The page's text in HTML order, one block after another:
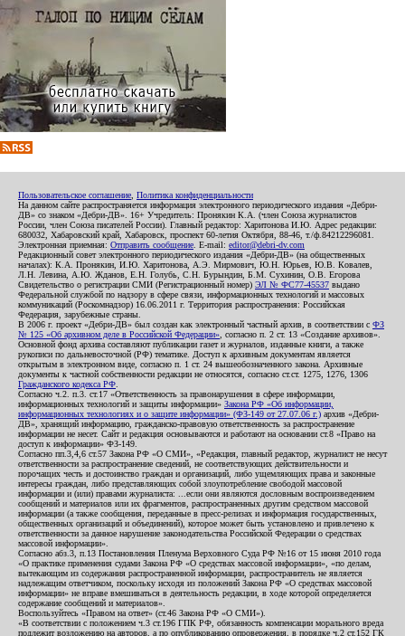
Пользовательское соглашение Политика конфиденциальности
На данном сайте распространяется информация электронного периодического издания «Дебри-
ДВ» со знаком «Дебри-ДВ». 16+ Учредитель: Пронякин К.А. (член Союза журналистов
России, член Союза писателей России). Главный редактор: Харитонова И.Ю. Адрес редакции:
680032, Хабаровский край, Хабаровск, проспект 60-летия Октября, 88-46, т./ф.84212296081.
Электронная приемная: Отправить сообщение . E-mail: editor@debri-dv.com
Редакционный совет электронного периодического издания «Дебри-ДВ» (на общественных
началах): К.А. Пронякин, И.Ю. Харитонова, А.Э. Мирмович, Ю.Н. Юрьев, Ю.В. Ковалев,
Л.Н. Левина, А.Ю. Жданов, Е.Н. Голубь, С.Н. Бурындин, Б.М. Сухинин, О.В. Егорова
Свидетельство о регистрации СМИ (Регистрационный номер) ЭЛ № ФС77-45537 выдано
Федеральной службой по надзору в сфере связи, информационных технологий и массовых
коммуникаций (Роскомнадзор) 16.06.2011 г. Территория распространения: Российская
Федерация, зарубежные страны.
В 2006 г. проект «Дебри-ДВ» был создан как электронный частный архив, в соответствии с ФЗ
№ 125 «Об архивном деле в Российской Федерации» , согласно п. 2 ст. 13 «Создание архивов».
Основной фонд архива составляют публикации газет и журналов, изданные книги, а также
рукописи по дальневосточной (РФ) тематике. Доступ к архивным документам является
открытым в электронном виде, согласно п. 1 ст. 24 вышеобозначенного закона. Архивные
документы к частной собственности редакции не относятся, согласно ст.ст. 1275, 1276, 1306
Гражданского кодекса РФ
Согласно ч.2. п.3. ст.17 «Ответственность за правонарушения в сфере информации,
информационных технологий и защиты информации» Закона РФ «Об информации,
информационных технологиях и о защите информации» (ФЗ-149 от 27.07.06 г.) архив «Дебри-
ДВ», хранящий информацию, гражданско-правовую ответственность за распространение
информации не несет. Сайт и редакция основываются и работают на основании ст.8 «Право на
доступ к информации» ФЗ-149.
Согласно пп.3,4,6 ст.57 Закона РФ «О СМИ», «Редакция, главный редактор, журналист не несут
ответственности за распространение сведений, не соответствующих действительности и
порочащих честь и достоинство граждан и организаций, либо ущемляющих права и законные
интересы граждан, либо представляющих собой злоупотребление свободой массовой
информации и (или) правами журналиста: ...если они являются дословным воспроизведением
сообщений и материалов или их фрагментов, распространенных другим средством массовой
информации (а также сообщения, переданные в пресс-релизах и информация государственных,
общественных организаций и объединений), которое может быть установлено и привлечено к
ответственности за данное нарушение законодательства Российской Федерации о средствах
массовой информации».
Согласно абз.3, п.13 Постановления Пленума Верховного Суда РФ №16 от 15 июня 2010 года
«О практике применения судами Закона РФ «О средствах массовой информации», «по делам,
вытекающим из содержания распространенной информации, распространитель не является
надлежащим ответчиком, поскольку исходя из положений Закона РФ «О средствах массовой
информации» не вправе вмешиваться в деятельность редакции, в ходе которой определяется
содержание сообщений и материалов».
Воспользуйтесь «Правом на ответ» (ст.46 Закона РФ «О СМИ»).
«В соответствии с положением ч.3 ст.196 ГПК РФ, обязанность компенсации морального вреда
подлежит возложению на авторов, а по опубликованию опровержения, в порядке ч.2 ст.152 ГК